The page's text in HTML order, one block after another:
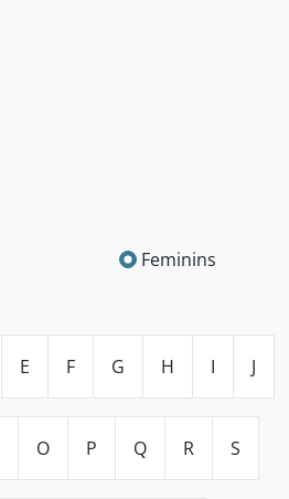
Feminins
E F G H I J
O P Q R S